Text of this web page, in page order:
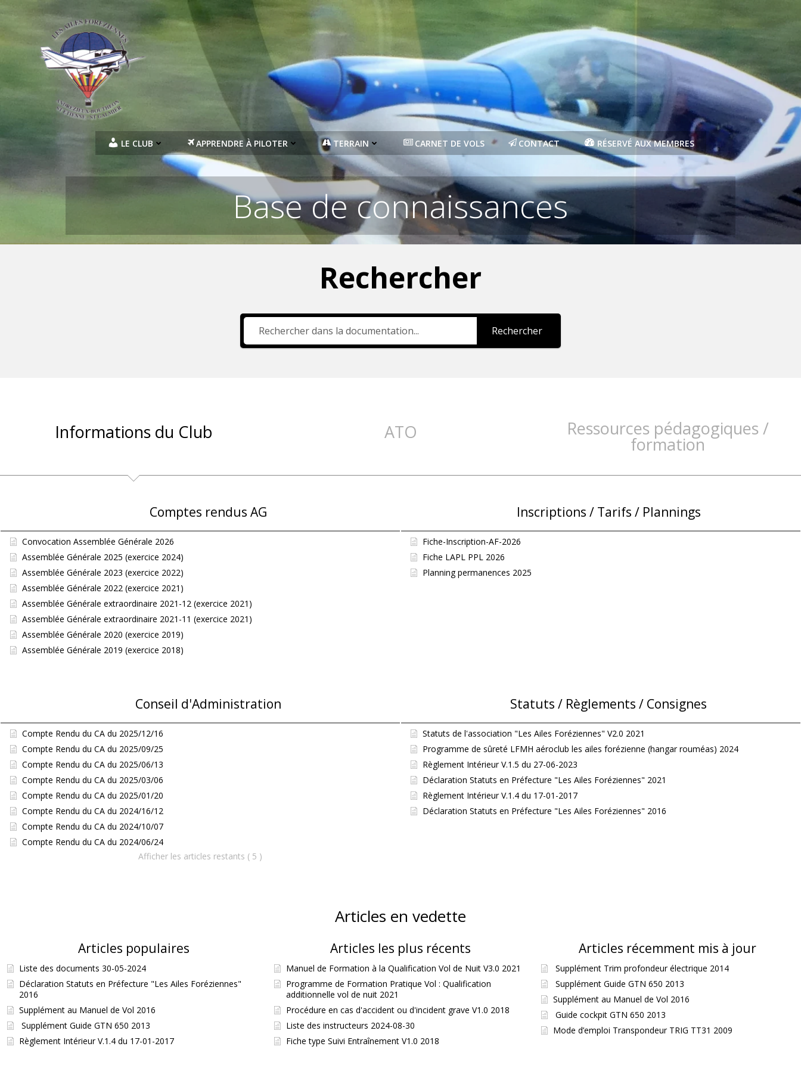
LE CLUB APPRENDRE À PILOTER TERRAIN CARNET DE VOLS CONTACT RÉSERVÉ AUX MEMBRES
Base de connaissances
Rechercher
Rechercher
Informations du Club ATO Ressources pédagogiques /
formation
Comptes rendus AG
Convocation Assemblée Générale 2026
Assemblée Générale 2025 (exercice 2024)
Assemblée Générale 2023 (exercice 2022)
Assemblée Générale 2022 (exercice 2021)
Assemblée Générale extraordinaire 2021-12 (exercice 2021)
Assemblée Générale extraordinaire 2021-11 (exercice 2021)
Assemblée Générale 2020 (exercice 2019)
Assemblée Générale 2019 (exercice 2018)
Inscriptions / Tarifs / Plannings
Fiche-Inscription-AF-2026
Fiche LAPL PPL 2026
Planning permanences 2025
Conseil d'Administration
Compte Rendu du CA du 2025/12/16
Compte Rendu du CA du 2025/09/25
Compte Rendu du CA du 2025/06/13
Compte Rendu du CA du 2025/03/06
Compte Rendu du CA du 2025/01/20
Compte Rendu du CA du 2024/16/12
Compte Rendu du CA du 2024/10/07
Compte Rendu du CA du 2024/06/24
Afficher les articles restants ( 5 )
Statuts / Règlements / Consignes
Statuts de l'association "Les Ailes Foréziennes" V2.0 2021
Programme de sûreté LFMH aéroclub les ailes forézienne (hangar rouméas) 2024
Règlement Intérieur V.1.5 du 27-06-2023
Déclaration Statuts en Préfecture "Les Ailes Foréziennes" 2021
Règlement Intérieur V.1.4 du 17-01-2017
Déclaration Statuts en Préfecture "Les Ailes Foréziennes" 2016
Articles en vedette
Articles populaires
Liste des documents 30-05-2024
Déclaration Statuts en Préfecture "Les Ailes Foréziennes"
2016
Supplément au Manuel de Vol 2016
Supplément Guide GTN 650 2013
Règlement Intérieur V.1.4 du 17-01-2017
Articles les plus récents
Manuel de Formation à la Qualification Vol de Nuit V3.0 2021
Programme de Formation Pratique Vol : Qualification
additionnelle vol de nuit 2021
Procédure en cas d'accident ou d'incident grave V1.0 2018
Liste des instructeurs 2024-08-30
Fiche type Suivi Entraînement V1.0 2018
Articles récemment mis à jour
Supplément Trim profondeur électrique 2014
Supplément Guide GTN 650 2013
Supplément au Manuel de Vol 2016
Guide cockpit GTN 650 2013
Mode d’emploi Transpondeur TRIG TT31 2009